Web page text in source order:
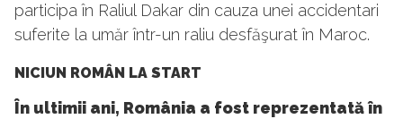
participa în Raliul Dakar din cauza unei accidentari
suferite la umăr într-un raliu desfăşurat în Maroc.
NICIUN ROMÂN LA START
În ultimii ani, România a fost reprezentată în